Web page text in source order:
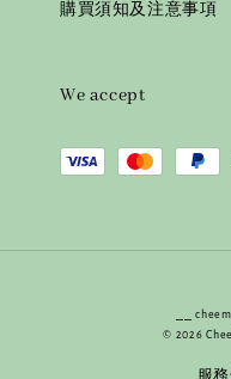
購買須知及注意事項
We accept
⎯⎯
© 2026
服